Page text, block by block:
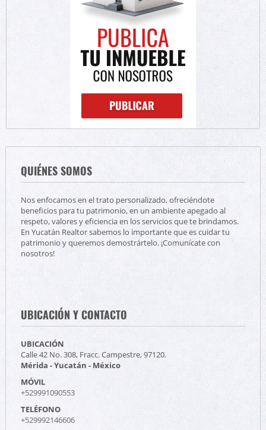
QUIÉNES SOMOS
Nos enfocamos en el trato personalizado, ofreciéndote
beneficios para tu patrimonio, en un ambiente apegado al
respeto, valores y eficiencia en los servicios que te brindamos.
En Yucatán Realtor sabemos lo importante que es cuidar tu
patrimonio y queremos demostrártelo. ¡Comunícate con
nosotros!
UBICACIÓN Y CONTACTO
UBICACIÓN
Calle 42 No. 308, Fracc. Campestre, 97120.
Mérida - Yucatán - México
MÓVIL
+529991090553
TELÉFONO
+529992146606